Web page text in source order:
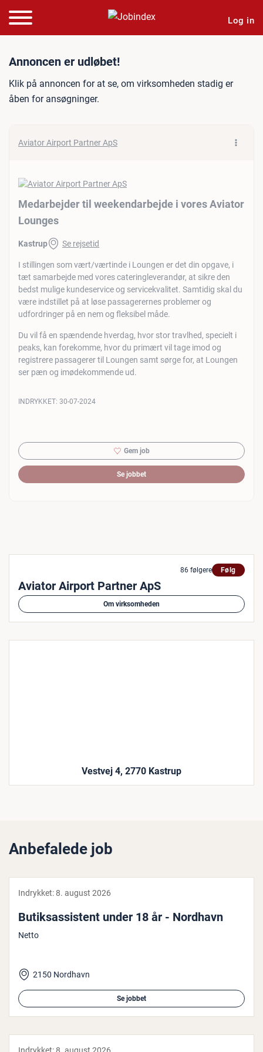
Log in
Jobannonce:
Annoncen er udløbet!
Klik på annoncen for at se, om virksomheden stadig er
åben for ansøgninger.
Aviator Airport Partner ApS
Medarbejder til weekendarbejde i vores Aviator
Lounges
Kastrup Se rejsetid
I stillingen som vært/værtinde i Loungen er det din opgave, i
tæt samarbejde med vores cateringleverandør, at sikre den
bedst mulige kundeservice og servicekvalitet. Samtidig skal du
være indstillet på at løse passagerernes problemer og
udfordringer på en nem og fleksibel måde.
Du vil få en spændende hverdag, hvor stor travlhed, specielt i
peaks, kan forekomme, hvor du primært vil tage imod og
registrere passagerer til Loungen samt sørge for, at Loungen
ser pæn og imødekommende ud.
INDRYKKET: 30-07-2024
Gem job
Se jobbet
86 følgere Følg
Aviator Airport Partner ApS
Om virksomheden
Vestvej 4, 2770 Kastrup
Anbefalede job
Indrykket:8. august 2026
Bu­tiksas­si­stent under 18 år - Nordhavn
Netto
2150 Nordhavn
Se jobbet